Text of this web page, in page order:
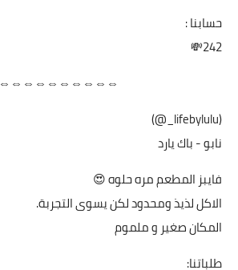
حسابنا :
242💸
⇔⇔⇔⇔⇔⇔⇔⇔⇔⇔
(lifebylulu_@)
نابو - باك يارد
فايبز المطعم مره حلوه 😍
الاكل لذيذ ومحدود لكن يسوى التجربة.
المكان صغير و ملموم
طلباتنا: